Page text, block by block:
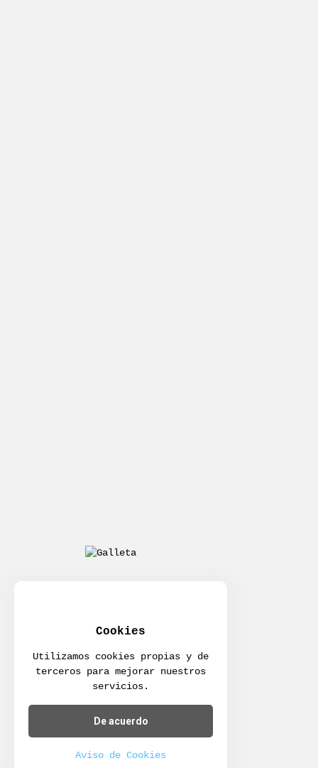
Cookies
Utilizamos cookies propias y de
terceros para mejorar nuestros
servicios.
De acuerdo
Aviso de Cookies